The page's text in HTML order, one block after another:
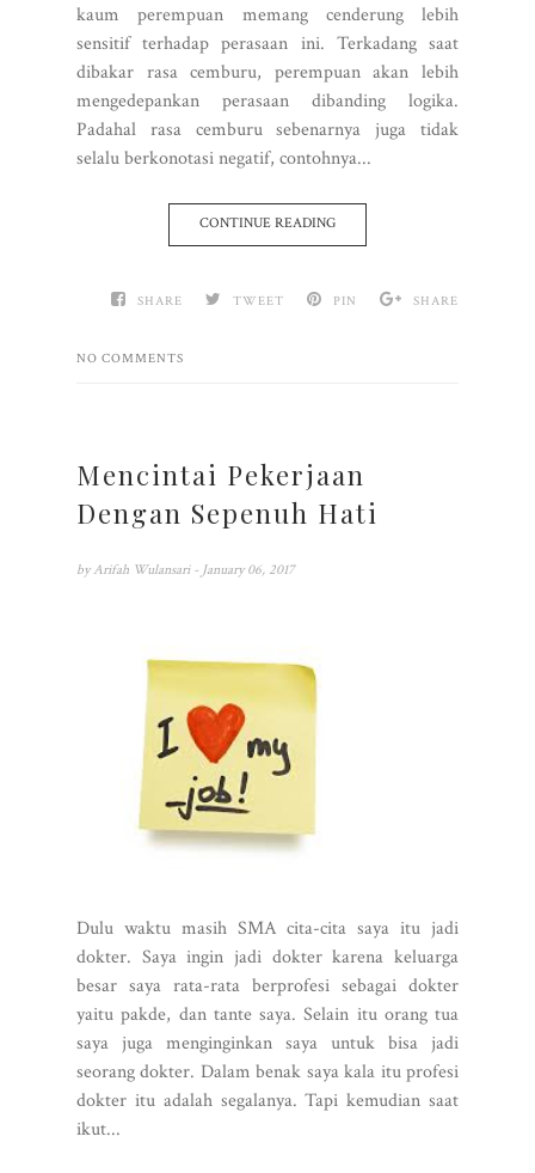
kaum perempuan memang cenderung lebih
sensitif terhadap perasaan ini. Terkadang saat
dibakar rasa cemburu, perempuan akan lebih
mengedepankan perasaan dibanding logika.
Padahal rasa cemburu sebenarnya juga tidak
selalu berkonotasi negatif, contohnya...
CONTINUE READING
SHARE TWEET PIN SHARE
NO COMMENTS
Mencintai Pekerjaan
Dengan Sepenuh Hati
by Arifah Wulansari - January 06, 2017
Dulu waktu masih SMA cita-cita saya itu jadi
dokter. Saya ingin jadi dokter karena keluarga
besar saya rata-rata berprofesi sebagai dokter
yaitu pakde, dan tante saya. Selain itu orang tua
saya juga menginginkan saya untuk bisa jadi
seorang dokter. Dalam benak saya kala itu profesi
dokter itu adalah segalanya. Tapi kemudian saat
ikut...